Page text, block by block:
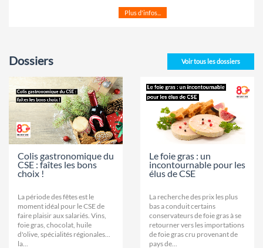
Plus d'infos...
Voir tous les dossiers
Dossiers
Colis gastronomique du
CSE : faîtes les bons
choix !
La période des fêtes est le
moment idéal pour le CSE de
faire plaisir aux salariés. Vins,
foie gras, chocolat, huile
d'olive, spécialités régionales...
la...
Le foie gras : un
incontournable pour les
élus de CSE
La recherche des prix les plus
bas a conduit certains
conservateurs de foie gras à se
retourner vers les importations
de foie gras cru provenant de
pays de...